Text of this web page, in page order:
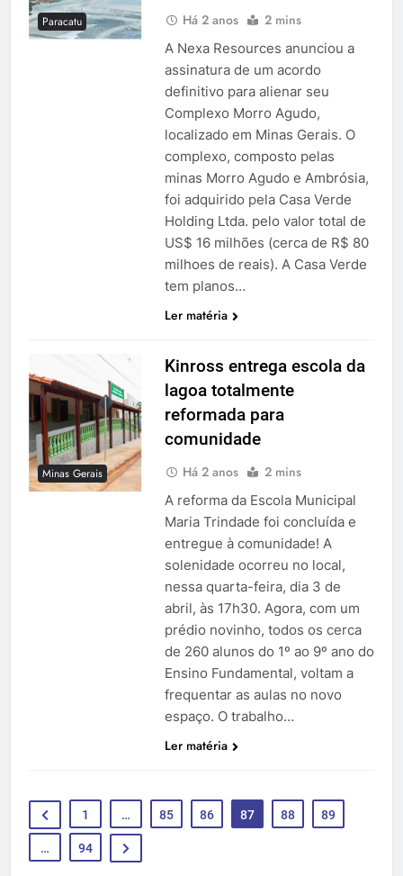
Paracatu Há 2 anos 2 mins
A Nexa Resources anunciou a
assinatura de um acordo
definitivo para alienar seu
Complexo Morro Agudo,
localizado em Minas Gerais. O
complexo, composto pelas
minas Morro Agudo e Ambrósia,
foi adquirido pela Casa Verde
Holding Ltda. pelo valor total de
US$ 16 milhões (cerca de R$ 80
milhoes de reais). A Casa Verde
tem planos…
Ler matéria
Minas Gerais
Kinross entrega escola da
lagoa totalmente
reformada para
comunidade
Há 2 anos 2 mins
A reforma da Escola Municipal
Maria Trindade foi concluída e
entregue à comunidade! A
solenidade ocorreu no local,
nessa quarta-feira, dia 3 de
abril, às 17h30. Agora, com um
prédio novinho, todos os cerca
de 260 alunos do 1º ao 9º ano do
Ensino Fundamental, voltam a
frequentar as aulas no novo
espaço. O trabalho…
Ler matéria
1 … 85 86 87 88 89
… 94